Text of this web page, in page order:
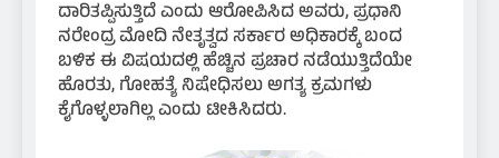
ದಾರಿತಪ್ಪಿಸುತ್ತಿದೆ ಎಂದು ಆರೋಪಿಸಿದ ಅವರು, ಪ್ರಧಾನಿ
ನರೇಂದ್ರ ಮೋದಿ ನೇತೃತ್ವದ ಸರ್ಕಾರ ಅಧಿಕಾರಕ್ಕೆ ಬಂದ
ಬಳಿಕ ಈ ವಿಷಯದಲ್ಲಿ ಹೆಚ್ಚಿನ ಪ್ರಚಾರ ನಡೆಯುತ್ತಿದೆಯೇ
ಹೊರತು, ಗೋಹತ್ಯೆ ನಿಷೇಧಿಸಲು ಅಗತ್ಯ ಕ್ರಮಗಳು
ಕೈಗೊಳ್ಳಲಾಗಿಲ್ಲ ಎಂದು ಟೀಕಿಸಿದರು.